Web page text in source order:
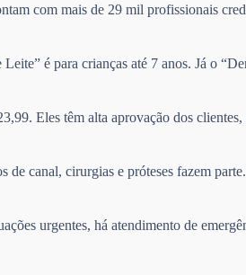
com mais de 29 mil profissionais
é para crianças até 7 anos. Já o
Eles têm alta aprovação dos
canal, cirurgias e próteses fazem
urgentes, há atendimento de